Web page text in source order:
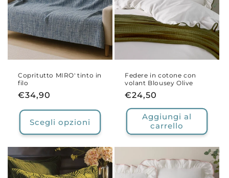
Copritutto MIRO' tinto in
filo
Prezzo
di
listino
€34,90
Scegli opzioni
Federe in cotone con
volant Blousey Olive
Prezzo
di
listino
€24,50
Aggiungi al
carrello